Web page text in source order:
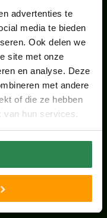
advertenties te
media te bieden
Ook delen we
site met onze
en analyse. Deze
met andere
of die ze hebben
van hun services.